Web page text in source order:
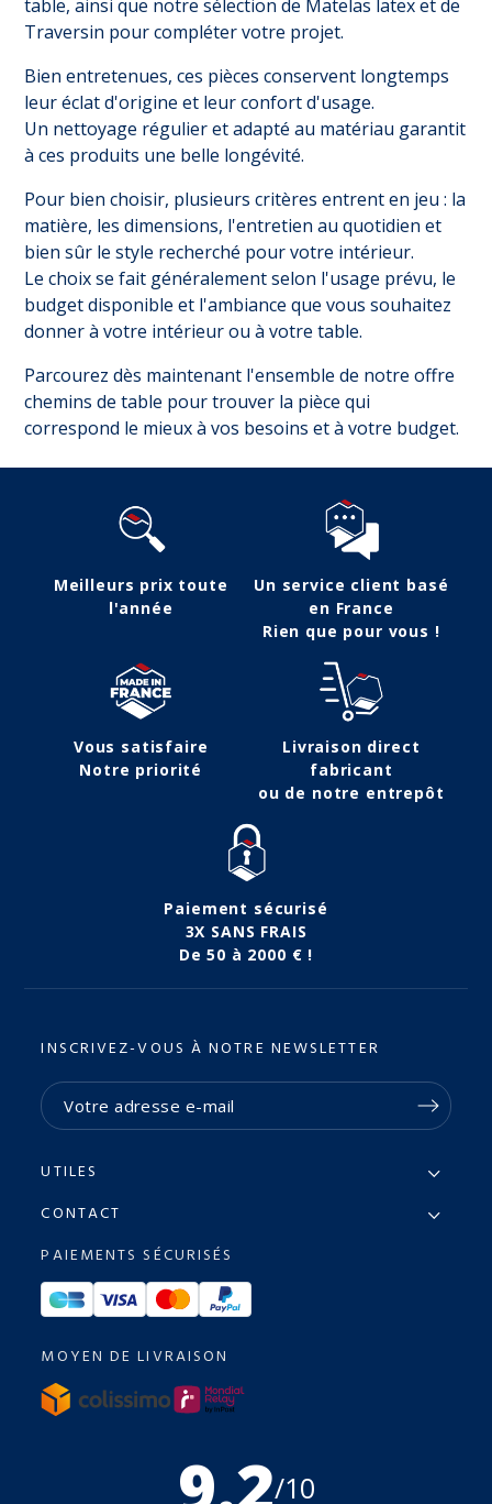
table, ainsi que notre sélection de Matelas latexet de
Traversin pour compléter votre projet.
Bien entretenues, ces pièces conservent longtemps
leur éclat d'origine et leur confort d'usage.
Un nettoyage régulier et adapté au matériau garantit
à ces produits une belle longévité.
Pour bien choisir, plusieurs critères entrent en jeu : la
matière, les dimensions, l'entretien au quotidien et
bien sûr le style recherché pour votre intérieur.
Le choix se fait généralement selon l'usage prévu, le
budget disponible et l'ambiance que vous souhaitez
donner à votre intérieur ou à votre table.
Parcourez dès maintenant l'ensemble de notre offre
chemins de table pour trouver la pièce qui
correspond le mieux à vos besoins et à votre budget.
Meilleurs prix toute
l'année
Un service client basé
en France
Rien que pour vous !
Vous satisfaire
Notre priorité
Livraison direct
fabricant
ou de notre entrepôt
Paiement sécurisé
3X SANS FRAIS
De 50 à 2000 € !
INSCRIVEZ-VOUS À NOTRE NEWSLETTER
UTILES
CONTACT
PAIEMENTS SÉCURISÉS
MOYEN DE LIVRAISON
/10